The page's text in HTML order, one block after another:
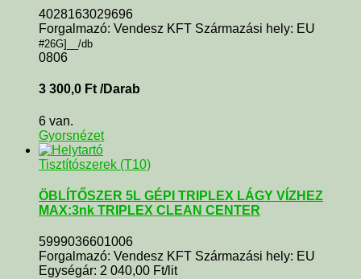
4028163029696
Forgalmazó: Vendesz KFT Származási hely: EU
#26G]__/db
0806
3 300,0 Ft /Darab
6 van.
Gyorsnézet
Tisztítószerek (T10)
ÖBLÍTŐSZER 5L GÉPI TRIPLEX LÁGY VÍZHEZ
MAX:3nk TRIPLEX CLEAN CENTER
5999036601006
Forgalmazó: Vendesz KFT Származási hely: EU
Egységár: 2 040,00 Ft/lit